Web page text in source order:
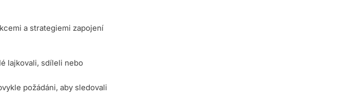
a strategiemi zapojení
lajkovali, sdíleli nebo
požádáni, aby sledovali